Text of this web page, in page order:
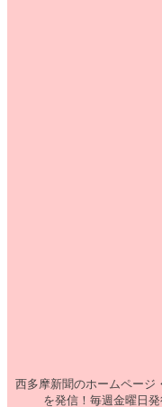
西多摩新聞のホームページ
を発信！毎週金曜日